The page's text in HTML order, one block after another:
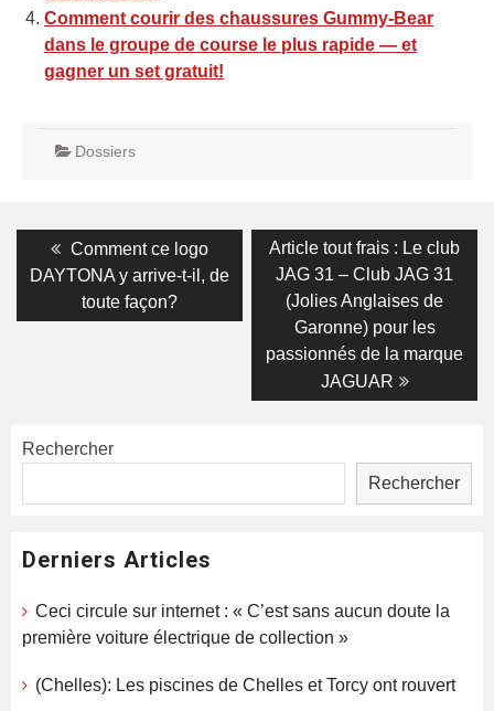
Comment courir des chaussures Gummy-Bear
dans le groupe de course le plus rapide — et
gagner un set gratuit!
Dossiers
Navigation
de
l’article
Previous
post:
Comment ce logo
DAYTONA y arrive-t-il, de
toute façon?
Next
post:
Article tout frais : Le club
JAG 31 – Club JAG 31
(Jolies Anglaises de
Garonne) pour les
passionnés de la marque
JAGUAR
Rechercher
Rechercher
Derniers Articles
Ceci circule sur internet : « C’est sans aucun doute la
première voiture électrique de collection »
(Chelles): Les piscines de Chelles et Torcy ont rouvert